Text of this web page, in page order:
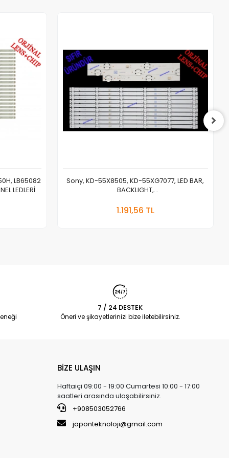
LB65082
LEDLERİ
Sony, KD-55X8505, KD-55XG7077, LED BAR,
BACKLIGHT,
00727A
1.191,56 TL
7 / 24 DESTEK
Öneri ve şikayetlerinizi bize iletebilirsiniz.
BİZE ULAŞIN
Haftaiçi 09:00 - 19:00 Cumartesi 10:00 - 17:00
saatleri arasında ulaşabilirsiniz.
+908503052766
japonteknoloji@gmail.com